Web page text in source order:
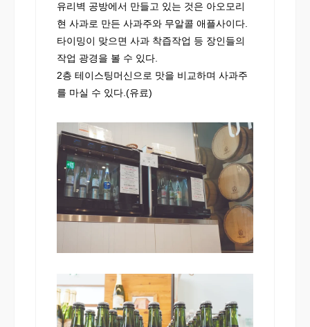
유리벽 공방에서 만들고 있는 것은 아오모리
현 사과로 만든 사과주와 무알콜 애플사이다.
타이밍이 맞으면 사과 착즙작업 등 장인들의
작업 광경을 볼 수 있다.
2층 테이스팅머신으로 맛을 비교하며 사과주
를 마실 수 있다.(유료)